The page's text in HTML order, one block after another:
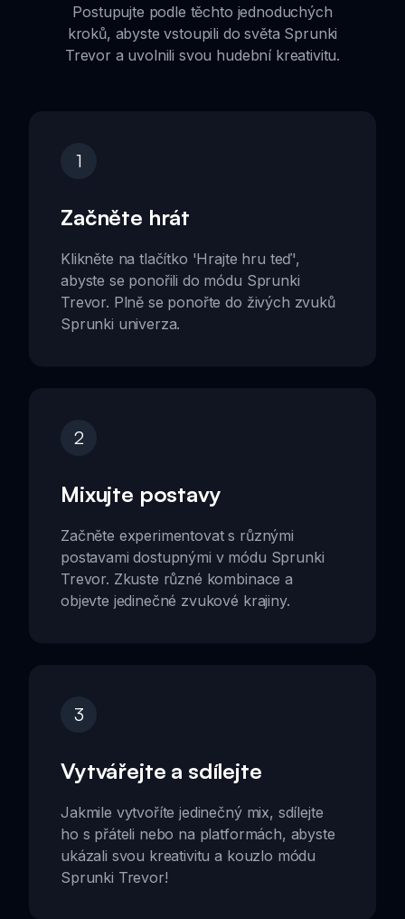
Postupujte podle těchto jednoduchých
kroků, abyste vstoupili do světa Sprunki
Trevor a uvolnili svou hudební kreativitu.
1
Začněte hrát
Klikněte na tlačítko 'Hrajte hru teď',
abyste se ponořili do módu Sprunki
Trevor. Plně se ponořte do živých zvuků
Sprunki univerza.
2
Mixujte postavy
Začněte experimentovat s různými
postavami dostupnými v módu Sprunki
Trevor. Zkuste různé kombinace a
objevte jedinečné zvukové krajiny.
3
Vytvářejte a sdílejte
Jakmile vytvoříte jedinečný mix, sdílejte
ho s přáteli nebo na platformách, abyste
ukázali svou kreativitu a kouzlo módu
Sprunki Trevor!